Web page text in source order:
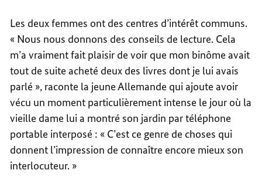
Les deux femmes ont des centres d’intérêt communs.
« Nous nous donnons des conseils de lecture. Cela
m’a vraiment fait plaisir de voir que mon binôme avait
tout de suite acheté deux des livres dont je lui avais
parlé », raconte la jeune Allemande qui ajoute avoir
vécu un moment particulièrement intense le jour où la
vieille dame lui a montré son jardin par téléphone
portable interposé : « C’est ce genre de choses qui
donnent l’impression de connaître encore mieux son
interlocuteur. »